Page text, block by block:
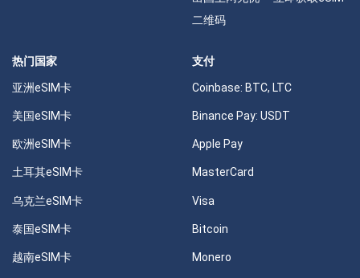
二维码
热门国家
亚洲eSIM卡
美国eSIM卡
欧洲eSIM卡
土耳其eSIM卡
乌克兰eSIM卡
泰国eSIM卡
越南eSIM卡
支付
Coinbase: BTC, LTC
Binance Pay: USDT
Apple Pay
MasterCard
Visa
Bitcoin
Monero